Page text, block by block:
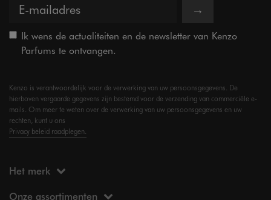
→
Ik wens de actualiteiten en de newsletter van Kenzo
Parfums te ontvangen.
Kenzo is verantwoordelijk voor de verwerking van uw persoonsgegevens. De
hierboven vergaarde gegevens zijn bestemd voor de verzending van commerciële e-
mails. Om meer te weten over de verwerking van uw persoonsgegevens en uw
rechten, kunt u ons
Privacy beleid raadplegen.
Het merk
Onze assortimenten